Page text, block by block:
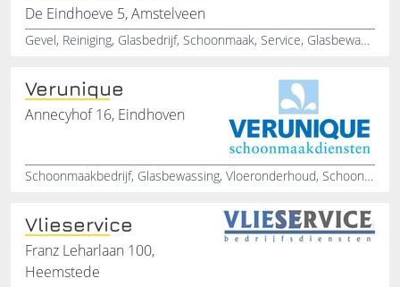
De Eindhoeve 5, Amstelveen
Gevel, Reiniging, Glasbedrijf, Schoonmaak, Service, Glasbewassing, Allround, Amstelveen, Noord-Holland
Verunique
Annecyhof 16, Eindhoven
Schoonmaakbedrijf, Glasbewassing, Vloeronderhoud, Schoonmaakservice, Timmerwerken, Tegelen, Schilderwerk, Renovatie, Onderhoud, Elektra
Vlieservice
Franz Leharlaan 100,
Heemstede